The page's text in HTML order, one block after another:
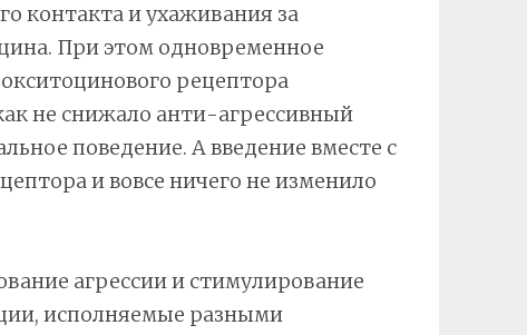
контакта и ухаживания за
При этом одновременное
рецептора
не снижало анти-агрессивный
поведение. А введение вместе с
и вовсе ничего не изменило
агрессии и стимулирование
исполняемые разными